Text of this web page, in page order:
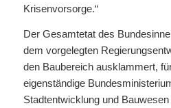
Krisenvorsorge.“
Der Gesamtetat des
dem vorgelegten
den Baubereich ausklammert,
eigenständige
Stadtentwicklung und